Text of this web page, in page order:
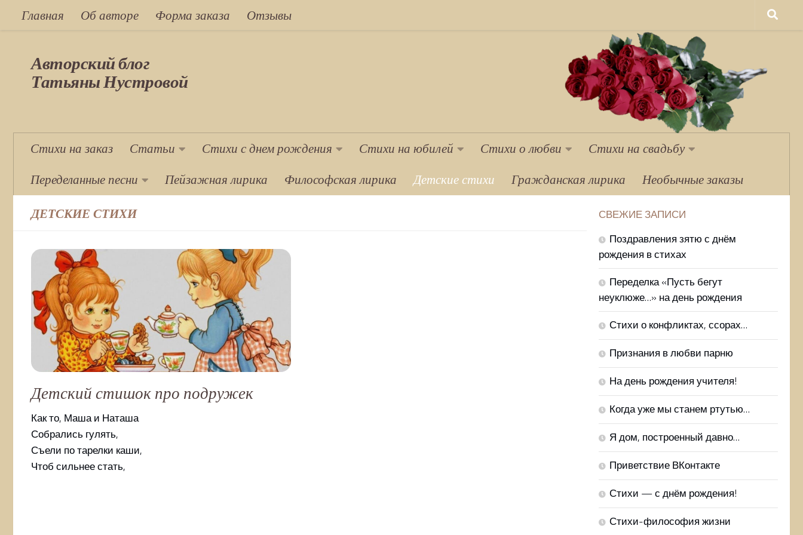
Перейти к содержимому
Главная Об авторе Форма заказа Отзывы
Авторский блог
Татьяны Нустровой
Стихи на заказ Статьи Стихи с днем рождения Стихи на юбилей Стихи о любви
Стихи на свадьбу
Переделанные песни
Пейзажная лирика Философская лирика Детские стихи Гражданская лирика
Необычные заказы
ДЕТСКИЕ СТИХИ
Детский стишок про подружек
Как то, Маша и Наташа
Собрались гулять,
Съели по тарелки каши,
Чтоб сильнее стать,
СВЕЖИЕ ЗАПИСИ
Поздравления зятю с днём
рождения в стихах
Переделка «Пусть бегут
неуклюже…» на день рождения
Стихи о конфликтах, ссорах…
Признания в любви парню
На день рождения учителя!
Когда уже мы станем ртутью…
Я дом, построенный давно…
Приветствие ВКонтакте
Стихи — с днём рождения!
Стихи-философия жизни